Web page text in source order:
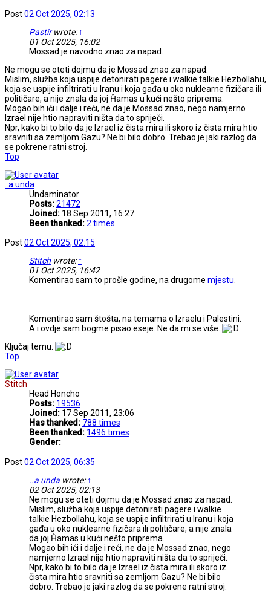
Post02 Oct 2025, 02:13
Pastirwrote: ↑
01 Oct 2025, 16:02
Mossad je navodno znao za napad.
Ne mogu se oteti dojmu da je Mossad znao za napad.
Mislim, služba koja uspije detonirati pagere i walkie talkie Hezbollahu,
koja se uspije infiltrirati u Iranu i koja gađa u oko nuklearne fizičara ili
političare, a nije znala da joj Ĥamas u kući nešto priprema.
Mogao bih ići i dalje i reći, ne da je Mossad znao, nego namjerno
Izrael nije htio napraviti ništa da to spriječi.
Npr, kako bi to bilo da je Izrael iz čista mira ili skoro iz čista mira htio
sravniti sa zemljom Gazu? Ne bi bilo dobro. Trebao je jaki razlog da
se pokrene ratni stroj.
Top
..a unda
Undaminator
Posts:21472
Joined: 18 Sep 2011, 16:27
Been thanked:2 times
Post02 Oct 2025, 02:15
Stitch wrote: ↑
01 Oct 2025, 16:42
Komentirao sam to prošle godine, na drugome mjestu.
Komentirao sam štošta, na temama o Izraelu i Palestini.
A i ovdje sam bogme pisao eseje. Ne da mi se više.
Ključaj temu.
Top
Stitch
Head Honcho
Posts: 19536
Joined: 17 Sep 2011, 23:06
Has thanked: 788 times
Been thanked: 1496 times
Gender:
Post02 Oct 2025, 06:35
..a unda wrote: ↑
02 Oct 2025, 02:13
Ne mogu se oteti dojmu da je Mossad znao za napad.
Mislim, služba koja uspije detonirati pagere i walkie
talkie Hezbollahu, koja se uspije infiltrirati u Iranu i koja
gađa u oko nuklearne fizičara ili političare, a nije znala
da joj Ĥamas u kući nešto priprema.
Mogao bih ići i dalje i reći, ne da je Mossad znao, nego
namjerno Izrael nije htio napraviti ništa da to spriječi.
Npr, kako bi to bilo da je Izrael iz čista mira ili skoro iz
čista mira htio sravniti sa zemljom Gazu? Ne bi bilo
dobro. Trebao je jaki razlog da se pokrene ratni stroj.